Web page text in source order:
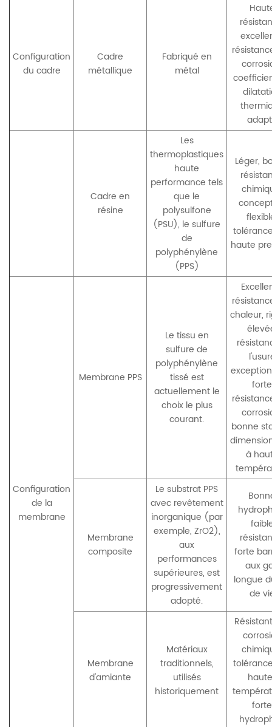
Configuration
du cadre
Cadre
métallique
Fabriqué en
métal
Cadre en
résine
Les
thermoplastiques
haute
performance tels
que le
polysulfone
(PSU), le sulfure
de
polyphénylène
(PPS)
Léger,
haute
Configuration
de la
membrane
Membrane PPS
Le tissu en
sulfure de
polyphénylène
tissé est
actuellement le
choix le plus
courant.
chaleur,
forte
bonne
à
Membrane
composite
Le substrat PPS
avec revêtement
inorganique (par
exemple, ZrO2),
aux
performances
supérieures, est
progressivement
adopté.
forte
aux
longue
de
Membrane
d'amiante
Matériaux
traditionnels,
utilisés
historiquement
forte